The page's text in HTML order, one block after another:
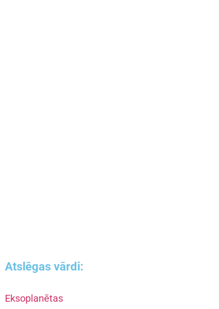
Atslēgas vārdi:
Eksoplanētas